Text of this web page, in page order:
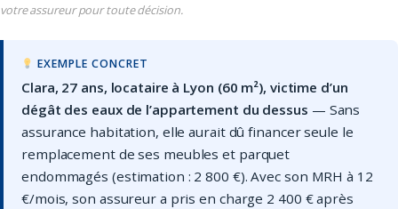
votre assureur pour toute décision.
EXEMPLE CONCRET
Clara, 27 ans, locataire à Lyon (60 m²), victime d’un
dégât des eaux de l’appartement du dessus — Sans
assurance habitation, elle aurait dû financer seule le
remplacement de ses meubles et parquet
endommagés (estimation : 2 800 €). Avec son MRH à 12
€/mois, son assureur a pris en charge 2 400 € après